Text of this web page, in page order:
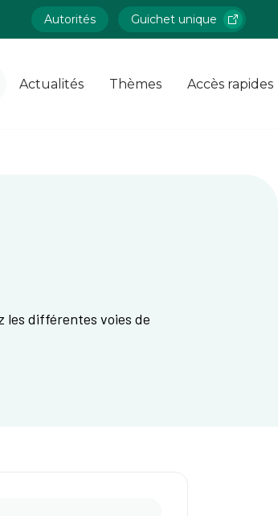
Autorités Guichet unique
Actualités Thèmes Accès rapides
les différentes voies de